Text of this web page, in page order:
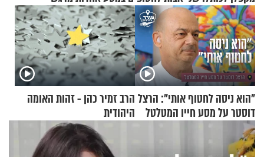
"הוא ניסה לחטוף אותי": הרצל
דוסטר על מסע חייו המטלטל
הרב זמיר כהן - זהות האומה
היהודית